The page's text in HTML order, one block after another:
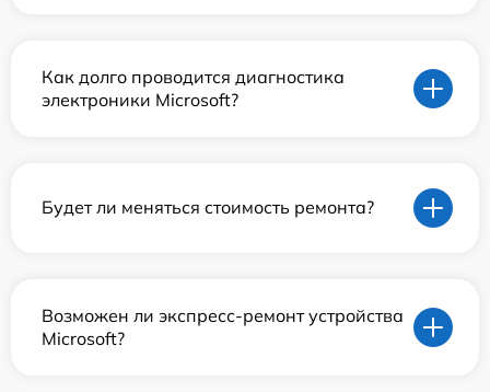
Как долго проводится диагностика
электроники Microsoft?
Будет ли меняться стоимость ремонта?
Возможен ли экспресс-ремонт устройства
Microsoft?